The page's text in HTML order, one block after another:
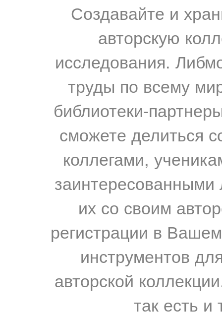
Создавайте и
авторскую
исследования.
труды по всему
библиотеки-
сможете делиться
коллегами,
их со своим
регистрации в
инструментов
авторской
так есть и